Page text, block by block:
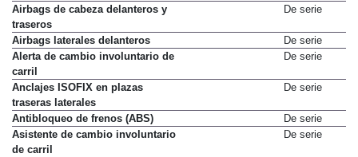
Airbags de cabeza delanteros y
traseros
De serie
Airbags laterales delanteros
De serie
Alerta de cambio involuntario de
carril
De serie
Anclajes ISOFIX en plazas
traseras laterales
De serie
Antibloqueo de frenos (ABS)
De serie
Asistente de cambio involuntario
de carril
De serie